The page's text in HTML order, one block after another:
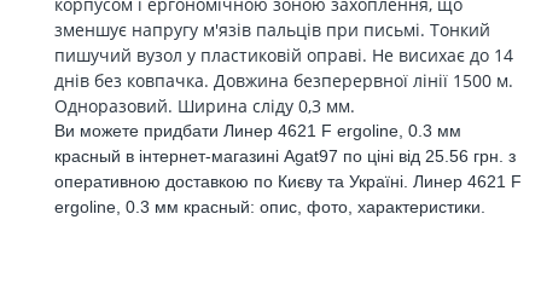
зменшує напругу м'язів пальців при письмі. Тонкий
пишучий вузол у пластиковій оправі. Не висихає до 14
днів без ковпачка. Довжина безперервної лінії 1500 м.
Одноразовий. Ширина сліду 0,3 мм.
Ви можете придбати Линер 4621 F ergoline, 0.3 мм
красный в інтернет-магазині Agat97 по ціні від 25.56 грн. з
оперативною доставкою по Києву та Україні. Линер 4621 F
ergoline, 0.3 мм красный: опис, фото, характеристики.